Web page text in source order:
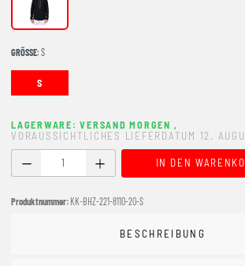
BLACK
GRÖSSE : S
S
LAGERWARE: VERSAND MORGEN
VORAUSSICHTLICHES LIEFERDATUM 12.
Produkt Anzahl: Gib den gewünschten
IN DEN
Produktnummer: KK-BHZ-221-8110-20-S
BESCHREIBUNG